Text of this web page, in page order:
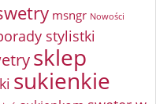
msngr Nowości
stylistki
sklep
sukienkie